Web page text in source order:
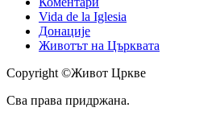
Vida de la Iglesia
Донације
Животът на Църквата
Copyright ©Живот Цркве
Сва права придржана.